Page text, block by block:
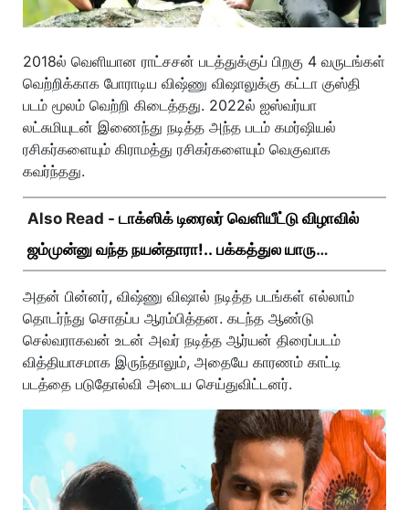
2018ல் வெளியான ராட்சசன் படத்துக்குப் பிறகு 4 வருடங்கள்
வெற்றிக்காக போராடிய விஷ்ணு விஷாலுக்கு கட்டா குஸ்தி
படம் மூலம் வெற்றி கிடைத்தது. 2022ல் ஐஸ்வர்யா
லட்சுமியுடன் இணைந்து நடித்த அந்த படம் கமர்ஷியல்
ரசிகர்களையும் கிராமத்து ரசிகர்களையும் வெகுவாக
கவர்ந்தது.
Also Read - டாக்ஸிக் டிரைலர் வெளியீட்டு விழாவில்
ஜம்முன்னு வந்த நயன்தாரா!.. பக்கத்துல யாரு
அதன் பின்னர், விஷ்ணு விஷால் நடித்த படங்கள் எல்லாம்
தொடர்ந்து சொதப்ப ஆரம்பித்தன. கடந்த ஆண்டு
செல்வராகவன் உடன் அவர் நடித்த ஆர்யன் திரைப்படம்
வித்தியாசமாக இருந்தாலும், அதையே காரணம் காட்டி
படத்தை படுதோல்வி அடைய செய்துவிட்டனர்.